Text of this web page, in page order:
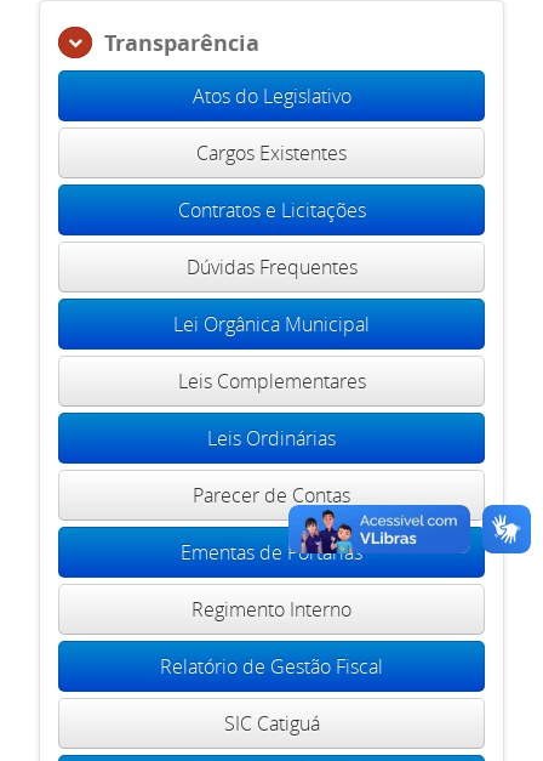
Transparência
Atos do Legislativo
Cargos Existentes
Contratos e Licitações
Dúvidas Frequentes
Lei Orgânica Municipal
Leis Complementares
Leis Ordinárias
Parecer de Contas
Ementas de Portarias
Regimento Interno
Relatório de Gestão Fiscal
SIC Catiguá